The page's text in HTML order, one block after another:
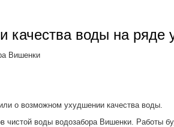
качества воды на ряде
Вишенки
о возможном ухудшении качества воды.
чистой воды водозабора Вишенки. Работы